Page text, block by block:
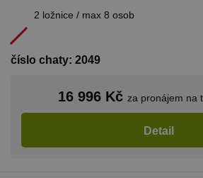
2 ložnice / max 8 osob
číslo chaty: 2049
16 996 Kč za pronájem na
Detail